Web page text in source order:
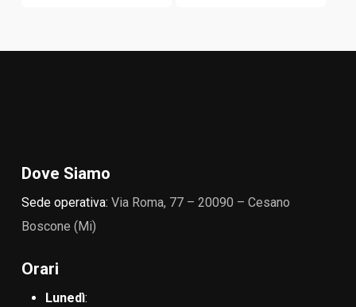
Dove Siamo
Sede operativa: Via Roma, 77 – 20090 – Cesano
Boscone (Mi)
Orari
Lunedì: